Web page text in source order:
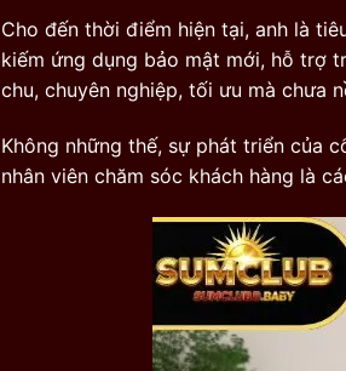
Cho đến thời điểm hiện tại, anh là
kiếm ứng dụng bảo mật mới, hỗ trợ
chu, chuyên nghiệp, tối ưu mà chưa
Không những thế, sự phát triển của
nhân viên chăm sóc khách hàng là